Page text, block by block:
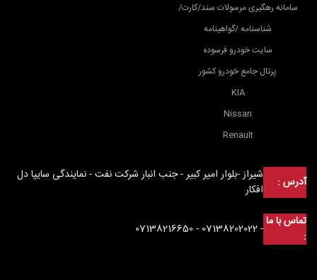
سامانه رهگیری مرسولات سند/کارت/
شناسنامه /گواهینامه
سایت خودرو فرسوده
پرتال جامع خودرو کشور
KIA
Nissan
Renault
آدرس :
شیراز -بلوار امیر کبیر - جنب انبار شرکت نفت - نمایندگی سایپا دل
افکار
تماس با ما
:
- 07138202022 - 07138216650